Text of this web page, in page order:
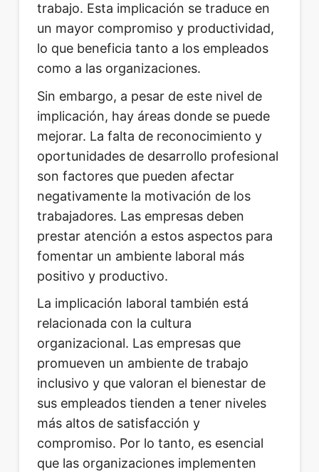
trabajo. Esta implicación se traduce en
un mayor compromiso y productividad,
lo que beneficia tanto a los empleados
como a las organizaciones.
Sin embargo, a pesar de este nivel de
implicación, hay áreas donde se puede
mejorar. La falta de reconocimiento y
oportunidades de desarrollo profesional
son factores que pueden afectar
negativamente la motivación de los
trabajadores. Las empresas deben
prestar atención a estos aspectos para
fomentar un ambiente laboral más
positivo y productivo.
La implicación laboral también está
relacionada con la cultura
organizacional. Las empresas que
promueven un ambiente de trabajo
inclusivo y que valoran el bienestar de
sus empleados tienden a tener niveles
más altos de satisfacción y
compromiso. Por lo tanto, es esencial
que las organizaciones implementen